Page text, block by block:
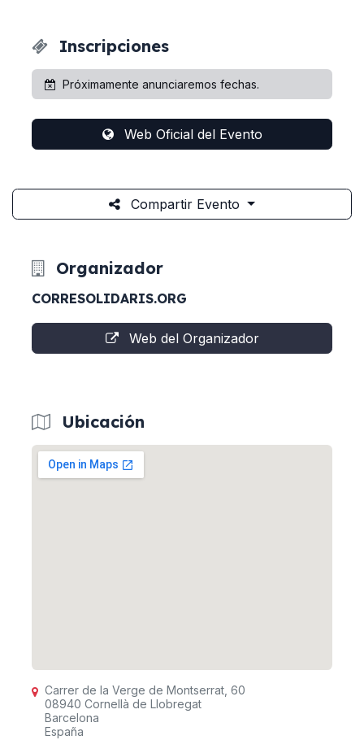
Inscripciones
Próximamente anunciaremos fechas.
Web Oficial del Evento
Compartir Evento
Organizador
CORRESOLIDARIS.ORG
Web del Organizador
Ubicación
Carrer de la Verge de Montserrat, 60
08940 Cornellà de Llobregat
Barcelona
España